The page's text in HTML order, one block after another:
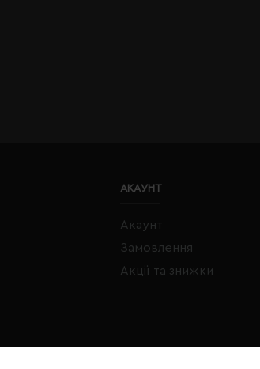
АКАУНТ
Акаунт
Замовлення
Акції та знижки